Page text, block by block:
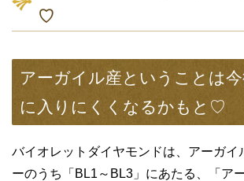
♡
アーガイル産ということは
に入りにくくなるかもと♡
バイオレットダイヤモンドは、アーガイ
ーのうち「BL1～BL3」にあたる、「ア